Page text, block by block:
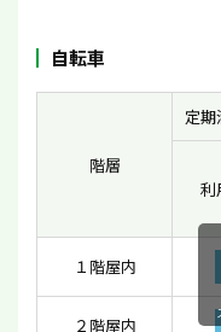
自転車
階層
定
利
１階屋内
２階屋内